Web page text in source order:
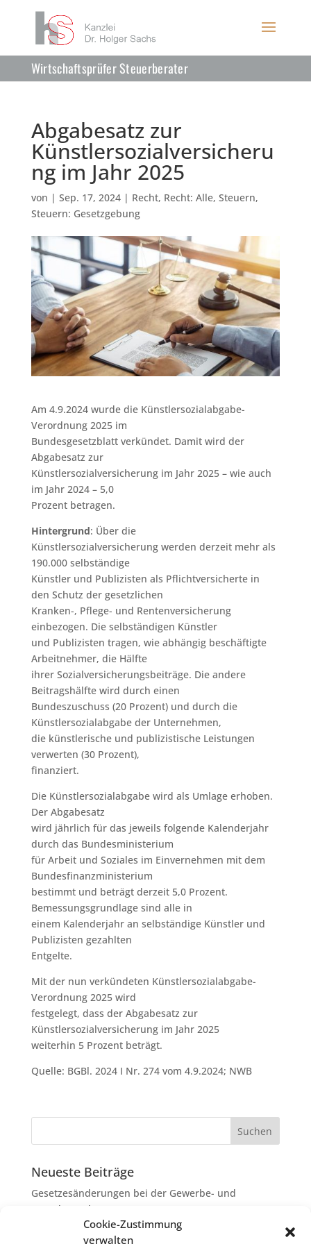
Cookie-Zustimmung
verwalten
Wirtschaftsprüfer Steuerberater
Abgabesatz zur
Künstlersozialversicheru
ng im Jahr 2025
von | Sep. 17, 2024| Recht, Recht: Alle, Steuern,
Steuern: Gesetzgebung
Am 4.9.2024 wurde die Künstlersozialabgabe-
Verordnung 2025 im
Bundesgesetzblatt verkündet. Damit wird der
Abgabesatz zur
Künstlersozialversicherung im Jahr 2025 – wie auch
im Jahr 2024 – 5,0
Prozent betragen.
Hintergrund: Über die
Künstlersozialversicherung werden derzeit mehr als
190.000 selbständige
Künstler und Publizisten als Pflichtversicherte in
den Schutz der gesetzlichen
Kranken-, Pflege- und Rentenversicherung
einbezogen. Die selbständigen Künstler
und Publizisten tragen, wie abhängig beschäftigte
Arbeitnehmer, die Hälfte
ihrer Sozialversicherungsbeiträge. Die andere
Beitragshälfte wird durch einen
Bundeszuschuss (20 Prozent) und durch die
Künstlersozialabgabe der Unternehmen,
die künstlerische und publizistische Leistungen
verwerten (30 Prozent),
finanziert.
Die Künstlersozialabgabe wird als Umlage erhoben.
Der Abgabesatz
wird jährlich für das jeweils folgende Kalenderjahr
durch das Bundesministerium
für Arbeit und Soziales im Einvernehmen mit dem
Bundesfinanzministerium
bestimmt und beträgt derzeit 5,0 Prozent.
Bemessungsgrundlage sind alle in
einem Kalenderjahr an selbständige Künstler und
Publizisten gezahlten
Entgelte.
Mit der nun verkündeten Künstlersozialabgabe-
Verordnung 2025 wird
festgelegt, dass der Abgabesatz zur
Künstlersozialversicherung im Jahr 2025
weiterhin 5 Prozent beträgt.
Quelle: BGBl. 2024 I Nr. 274 vom 4.9.2024; NWB
Neueste Beiträge
Gesetzesänderungen bei der Gewerbe- und
Grunderwerbsteuer
Erbschaftsteuer: Rechtsanwaltskosten bei Streit über